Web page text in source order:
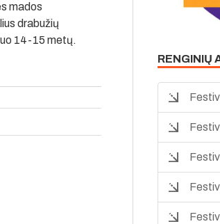
mados
drabužių
14-15 metų.
RENGINIŲ